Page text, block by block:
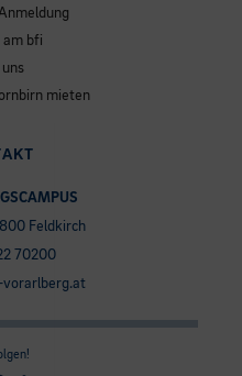
am bfi
mieten
Feldkirch
70200